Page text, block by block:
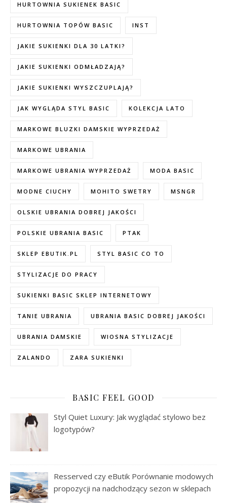
HURTOWNIA SUKIENEK BASIC
HURTOWNIA TOPÓW BASIC INST
JAKIE SUKIENKI DLA 30 LATKI?
JAKIE SUKIENKI ODMŁADZAJĄ?
JAKIE SUKIENKI WYSZCZUPLAJĄ?
JAK WYGLĄDA STYL BASIC KOLEKCJA LATO
MARKOWE BLUZKI DAMSKIE WYPRZEDAŻ
MARKOWE UBRANIA
MARKOWE UBRANIA WYPRZEDAŻ MODA BASIC
MODNE CIUCHY MOHITO SWETRY MSNGR
OLSKIE UBRANIA DOBREJ JAKOŚCI
POLSKIE UBRANIA BASIC PTAK
SKLEP EBUTIK.PL STYL BASIC CO TO
STYLIZACJE DO PRACY
SUKIENKI BASIC SKLEP INTERNETOWY
TANIE UBRANIA UBRANIA BASIC DOBREJ JAKOŚCI
UBRANIA DAMSKIE WIOSNA STYLIZACJE
ZALANDO ZARA SUKIENKI
BASIC FEEL GOOD
Styl Quiet Luxury: Jak wyglądać stylowo bez
logotypów?
Resserved czy eButik Porównanie modowych
propozycji na nadchodzący sezon w sklepach